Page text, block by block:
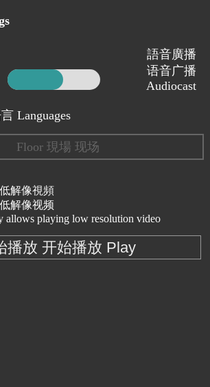
語音廣播
语音广播
Audiocast
Languages
Floor 現場 现场
解像視頻
解像视频
allows playing low resolution video
播放 开始播放 Play